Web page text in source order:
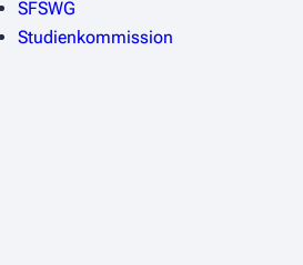
SFSWG
Studienkommission